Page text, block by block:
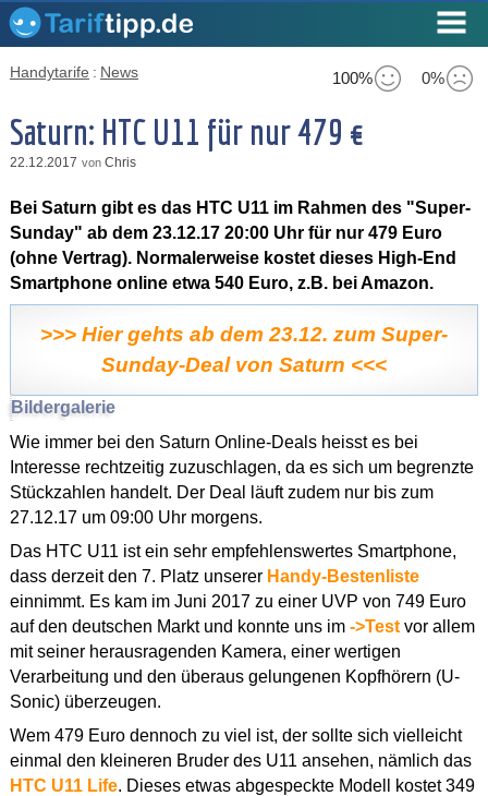
100% 0%
Handytarife : News
Saturn: HTC U11 für nur 479 €
22.12.2017 von Chris
Bei Saturn gibt es das HTC U11 im Rahmen des "Super-
Sunday" ab dem 23.12.17 20:00 Uhr für nur 479 Euro
(ohne Vertrag). Normalerweise kostet dieses High-End
Smartphone online etwa 540 Euro, z.B. bei Amazon.
>>> Hier gehts ab dem 23.12. zum Super-
Sunday-Deal von Saturn <<<
Bildergalerie
Wie immer bei den Saturn Online-Deals heisst es bei
Interesse rechtzeitig zuzuschlagen, da es sich um begrenzte
Stückzahlen handelt. Der Deal läuft zudem nur bis zum
27.12.17 um 09:00 Uhr morgens.
Das HTC U11 ist ein sehr empfehlenswertes Smartphone,
dass derzeit den 7. Platz unserer Handy-Bestenliste
einnimmt. Es kam im Juni 2017 zu einer UVP von 749 Euro
auf den deutschen Markt und konnte uns im ->Testvor allem
mit seiner herausragenden Kamera, einer wertigen
Verarbeitung und den überaus gelungenen Kopfhörern (U-
Sonic) überzeugen.
Wem 479 Euro dennoch zu viel ist, der sollte sich vielleicht
einmal den kleineren Bruder des U11 ansehen, nämlich das
HTC U11 Life. Dieses etwas abgespeckte Modell kostet 349